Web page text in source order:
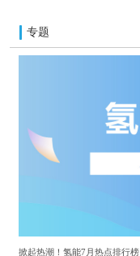
专题
掀起热潮！氢能7月热点排行榜